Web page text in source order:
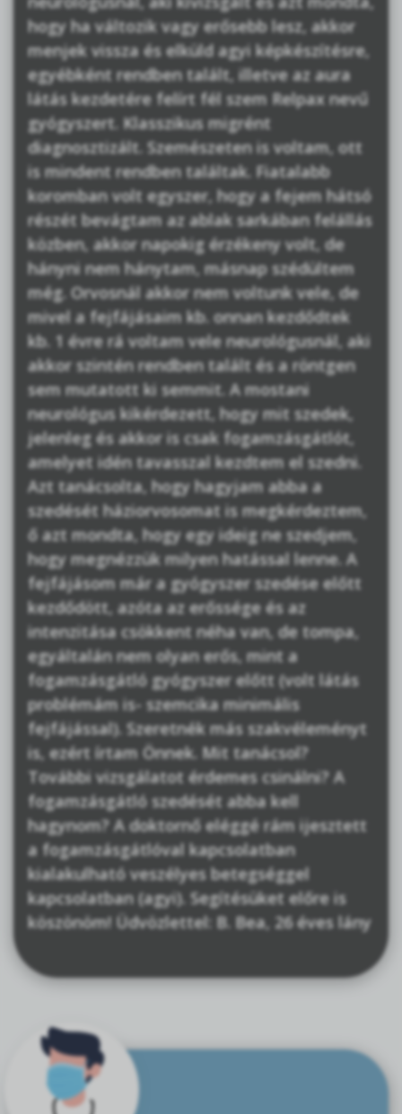
hogy ha változik vagy erősebb lesz, akkor
menjek vissza és elküld agyi képkészítésre,
egyébként rendben talált, illetve az aura
látás kezdetére felírt fél szem Relpax nevű
gyógyszert. Klasszikus migrént
diagnosztizált. Szemészeten is voltam, ott
is mindent rendben találtak. Fiatalabb
koromban volt egyszer, hogy a fejem hátsó
részét bevágtam az ablak sarkában felállás
közben, akkor napokig érzékeny volt, de
hányni nem hánytam, másnap szédültem
még. Orvosnál akkor nem voltunk vele, de
mivel a fejfájásaim kb. onnan kezdődtek
kb. 1 évre rá voltam vele neurológusnál, aki
akkor szintén rendben talált és a röntgen
sem mutatott ki semmit. A mostani
neurológus kikérdezett, hogy mit szedek,
jelenleg és akkor is csak fogamzásgátlót,
amelyet idén tavasszal kezdtem el szedni.
Azt tanácsolta, hogy hagyjam abba a
szedését háziorvosomat is megkérdeztem,
ő azt mondta, hogy egy ideig ne szedjem,
hogy megnézzük milyen hatással lenne. A
fejfájásom már a gyógyszer szedése előtt
kezdődött, azóta az erőssége és az
intenzitása csökkent néha van, de tompa,
egyáltalán nem olyan erős, mint a
fogamzásgátló gyógyszer előtt (volt látás
problémám is- szemcika minimális
fejfájással). Szeretnék más szakvéleményt
is, ezért írtam Önnek. Mit tanácsol?
További vizsgálatot érdemes csinálni? A
fogamzásgátló szedését abba kell
hagynom? A doktornő eléggé rám ijesztett
a fogamzásgátlóval kapcsolatban
kialakulható veszélyes betegséggel
kapcsolatban (agyi). Segítésüket előre is
köszönöm! Üdvözlettel: B. Bea, 26 éves lány